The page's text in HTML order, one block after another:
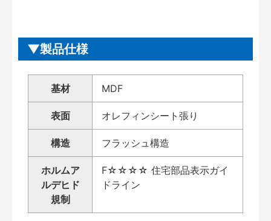
製品仕様
基材 MDF
表面 オレフィンシート張り
構造 フラッシュ構造
ホルムア
ルデヒド
規制
F☆☆☆☆ 住宅部品表示ガイ
ドライン